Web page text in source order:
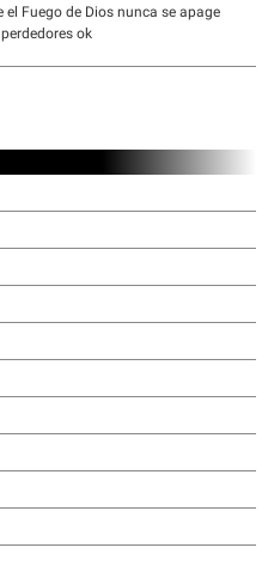
Fuego de Dios nunca se apage
ok